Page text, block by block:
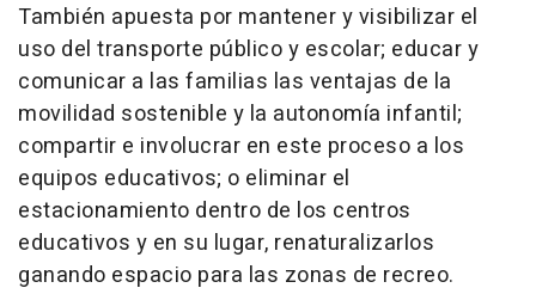
También apuesta por mantener y visibilizar el
uso del transporte público y escolar; educar y
comunicar a las familias las ventajas de la
movilidad sostenible y la autonomía infantil;
compartir e involucrar en este proceso a los
equipos educativos; o eliminar el
estacionamiento dentro de los centros
educativos y en su lugar, renaturalizarlos
ganando espacio para las zonas de recreo.